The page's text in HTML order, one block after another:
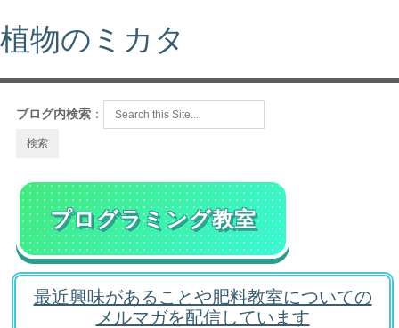
植物のミカタ
ブログ内検索 ：
プログラミング教室
最近興味があることや肥料教室についての
メルマガを配信しています